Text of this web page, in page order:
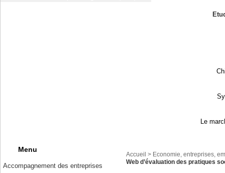
Le
Menu
Accompagnement des entreprises
Accueil > Economie, entreprises,
Web d’évaluation des pratiques